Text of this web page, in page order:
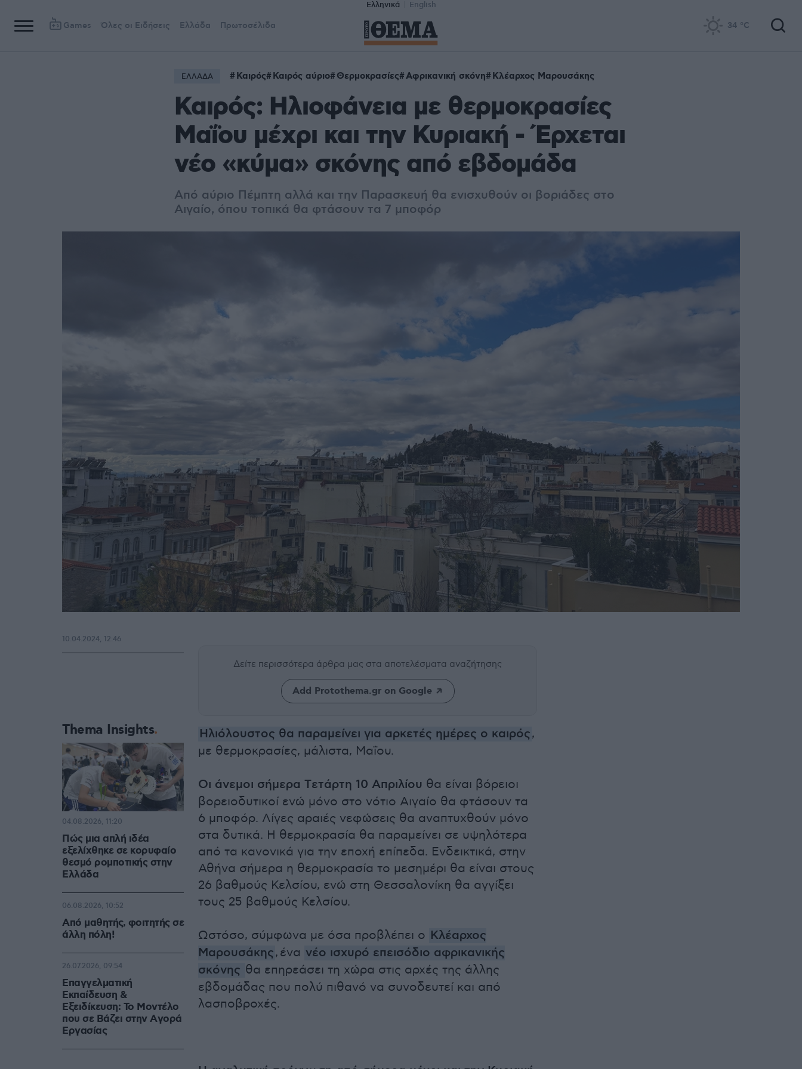
Ελληνικά English
Games Όλες οι Ειδήσεις Ελλάδα Πρωτοσέλιδα 34 °C
ΕΛΛΑΔΑ Καιρός Καιρός αύριο Θερμοκρασίες Αφρικανική σκόνη Κλέαρχος Μαρουσάκης
Καιρός: Ηλιοφάνεια με θερμοκρασίες
Μαΐου μέχρι και την Κυριακή - Έρχεται
νέο «κύμα» σκόνης από εβδομάδα
Από αύριο Πέμπτη αλλά και την Παρασκευή θα ενισχυθούν οι βοριάδες στο
Αιγαίο, όπου τοπικά θα φτάσουν τα 7 μποφόρ
Δείτε περισσότερα άρθρα μας στα αποτελέσματα αναζήτησης
Add Protothema.gr on Google
Ηλιόλουστος θα παραμείνει για αρκετές ημέρες ο καιρός,
με θερμοκρασίες, μάλιστα, Μαΐου.
Οι άνεμοι σήμερα Tετάρτη 10 Απριλίου θα είναι βόρειοι
βορειοδυτικοί ενώ μόνο στο νότιο Αιγαίο θα φτάσουν τα
6 μποφόρ. Λίγες αραιές νεφώσεις θα αναπτυχθούν μόνο
στα δυτικά. Η θερμοκρασία θα παραμείνει σε υψηλότερα
από τα κανονικά για την εποχή επίπεδα. Ενδεικτικά, στην
Αθήνα σήμερα η θερμοκρασία το μεσημέρι θα είναι στους
26 βαθμούς Κελσίου, ενώ στη Θεσσαλονίκη θα αγγίξει
τους 25 βαθμούς Κελσίου.
Ωστόσο, σύμφωνα με όσα προβλέπει ο Κλέαρχος
Μαρουσάκης, ένα νέο ισχυρό επεισόδιο αφρικανικής
σκόνης θα επηρεάσει τη χώρα στις αρχές της άλλης
εβδομάδας που πολύ πιθανό να συνοδευτεί και από
λασποβροχές.
10.04.2024, 12:46
Thema Insights
Πώς μια απλή ιδέα
εξελίχθηκε σε κορυφαίο
θεσμό ρομποτικής στην
Ελλάδα
04.08.2026, 11:20
Από μαθητής, φοιτητής σε
άλλη πόλη!
06.08.2026, 10:52
Επαγγελματική
Εκπαίδευση &
Εξειδίκευση: Το Mοντέλο
που σε Bάζει στην Aγορά
Eργασίας
26.07.2026, 09:54